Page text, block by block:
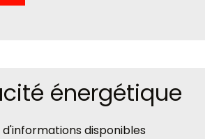
énergétique
d'informations disponibles